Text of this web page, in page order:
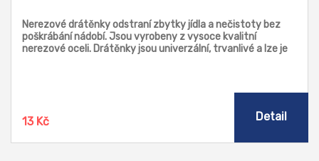
Nerezové drátěnky odstraní zbytky jídla a nečistoty bez
poškrábání nádobí. Jsou vyrobeny z vysoce kvalitní
nerezové oceli. Drátěnky jsou univerzální, trvanlivé a lze je
13 Kč Detail